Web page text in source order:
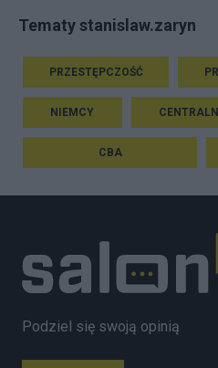
Tematy stanislaw.zaryn
PRZESTĘPCZOŚĆ
NIEMCY
CBA
Podziel się swoją opinią